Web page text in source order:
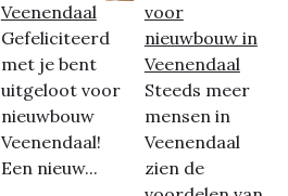
Veenendaal
Gefeliciteerd
met je bent
uitgeloot voor
nieuwbouw
Veenendaal!
Een nieuw...
voor
nieuwbouw in
Veenendaal
Steeds meer
mensen in
Veenendaal
zien de